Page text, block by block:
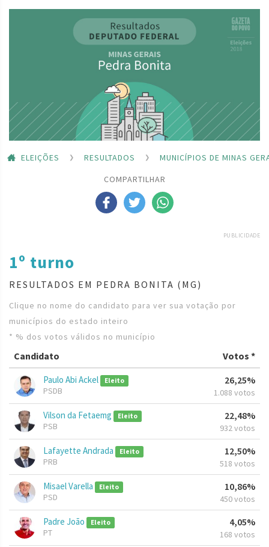
ELEIÇÕES RESULTADOS
MUNICÍPIOS DE MINAS
COMPARTILHAR
PUBLICIDADE
1º turno
RESULTADOS EM PEDRA BONITA (MG)
Clique no nome do candidato para ver sua votação por
municípios do estado inteiro
* % dos votos válidos no município
Candidato Votos *
Paulo Abi Ackel Eleito
PSDB
26,25%
1.088 votos
Vilson da Fetaemg Eleito
PSB
22,48%
932 votos
Lafayette Andrada Eleito
PRB
12,50%
518 votos
Misael Varella Eleito
PSD
10,86%
450 votos
Padre João Eleito
PT
4,05%
168 votos